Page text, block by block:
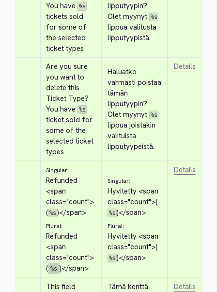
You have %s
tickets sold
for some of
the selected
ticket types
lipputyypin?
Olet myynyt %s
lippua valitusta
lipputyypistä.
Are you sure
you want to
delete this
Ticket Type?
You have %s
ticket sold for
some of the
selected ticket
types
Haluatko
varmasti poistaa
tämän
lipputyypin?
Olet myynyt %s
lippua joistakin
valituista
lipputyypeistä.
Details
Singular:
<span
class="count">
( %s )</span>
Plural:
<span
class="count">
( %s )</span>
Singular:
Hyvitetty <span
class="count">(
%s )</span>
Plural:
Hyvitetty <span
class="count">(
%s )</span>
Details
This field
Tämä kenttä
Details